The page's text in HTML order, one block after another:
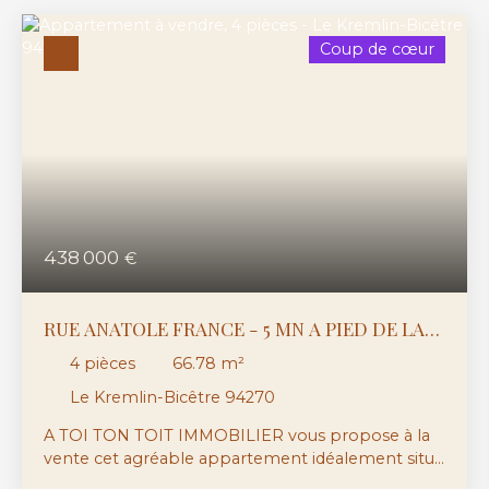
438 000 €
Coup de cœur
RUE ANATOLE FRANCE - 5 MN A PIED DE LA
LIGNE 7 - APPARTEMENT 4 PIECES BALCON,
4 pièces 66.78 m²
Le Kremlin-Bicêtre 94270
A TOI TON TOIT IMMOBILIER vous propose à la
vente cet agréable appartement idéalement situé